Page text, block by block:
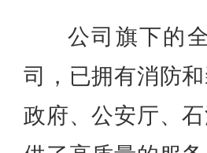
公司旗下的
司，已拥有消防
政府、公安厅、